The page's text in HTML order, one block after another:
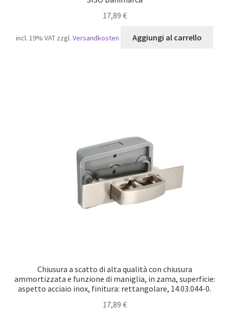
17,89 €
incl. 19% VAT zzgl. Versandkosten Aggiungi al carrello
Chiusura a scatto di alta qualità con chiusura
ammortizzata e funzione di maniglia, in zama, superficie:
aspetto acciaio inox, finitura: rettangolare, 14.03.044-0.
17,89 €